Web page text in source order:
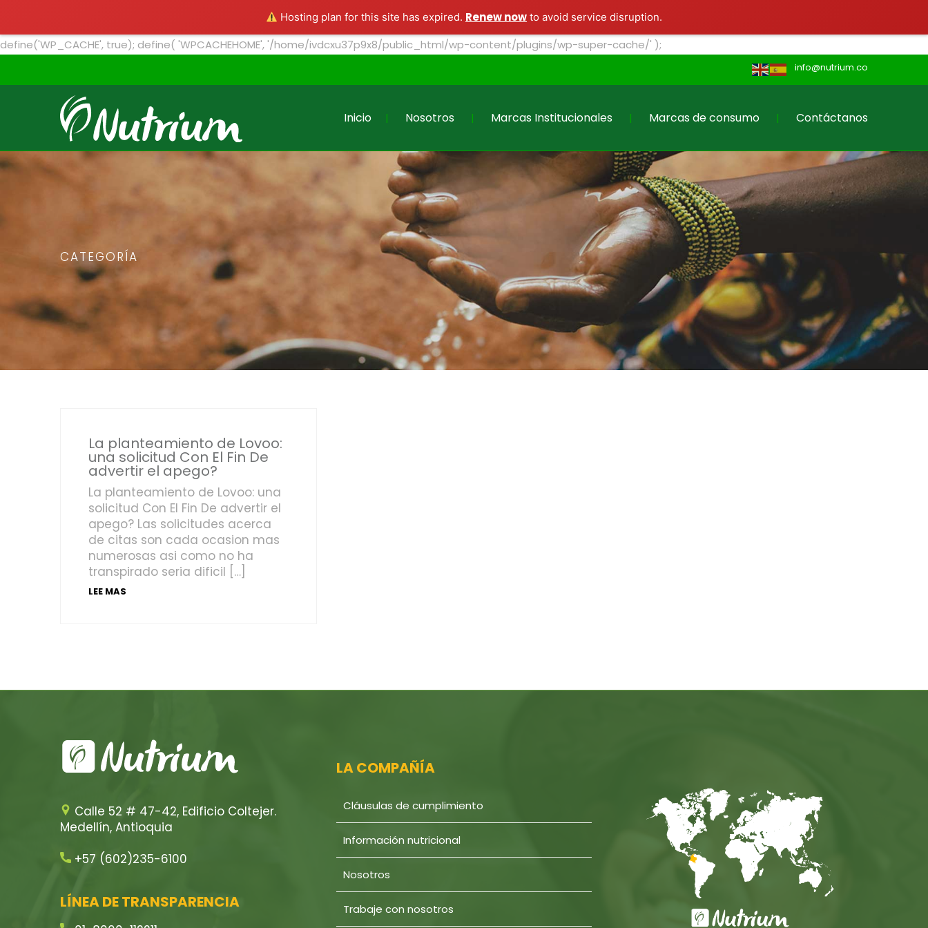
Hosting plan for this site has expired. Renew now to avoid service disruption.
define('WP_CACHE', true); define( 'WPCACHEHOME', '/home/ivdcxu37p9x8/public_html/wp-content/plugins/wp-super-cache/' );
info@nutrium.co
Inicio Nosotros Marcas Institucionales Marcas de consumo Contáctanos
Nosotros Marcas Institucionales Marcas de consumo
CATEGORÍA
La planteamiento de Lovoo:
una solicitud Con El Fin De
advertir el apego?
La planteamiento de Lovoo: una
solicitud Con El Fin De advertir el
apego? Las solicitudes acerca
de citas son cada ocasion mas
numerosas asi­ como no ha
transpirado seria dificil […]
LEE MAS
Calle 52 # 47-42, Edificio Coltejer.
Medellín, Antioquia
+57 (602)235-6100
LÍNEA DE TRANSPARENCIA
LA COMPAÑÍA
Cláusulas de cumplimiento
Información nutricional
Nosotros
Trabaje con nosotros